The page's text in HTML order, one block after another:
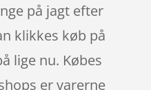
på jagt efter
klikkes køb på
lige nu. Købes
er varerne